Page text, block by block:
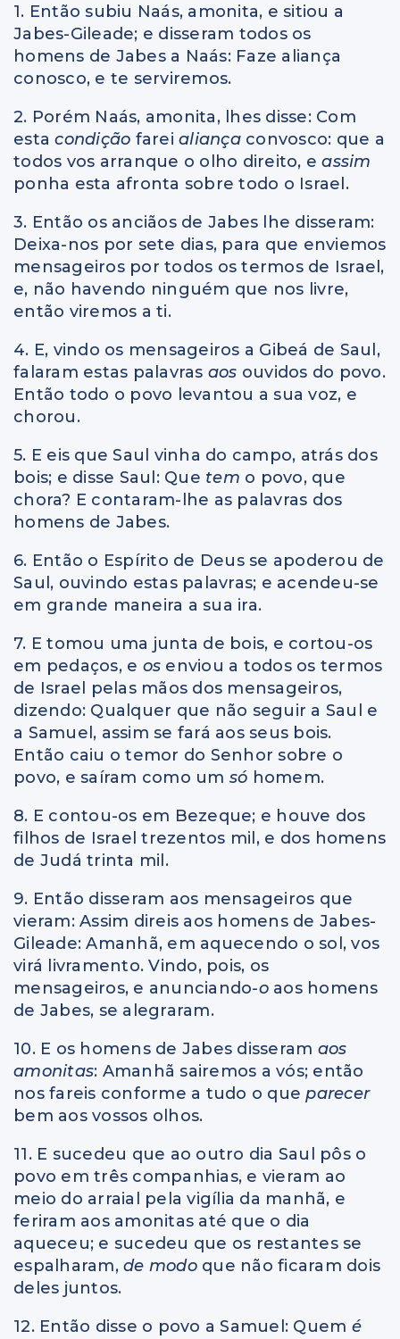
1. Então subiu Naás, amonita, e sitiou a
Jabes-Gileade; e disseram todos os
homens de Jabes a Naás: Faze aliança
conosco, e te serviremos.
2. Porém Naás, amonita, lhes disse: Com
estacondição farei aliança convosco: que a
todos vos arranque o olho direito, eassim
ponha esta afronta sobre todo o Israel.
3. Então os anciãos de Jabes lhe disseram:
Deixa-nos por sete dias, para que enviemos
mensageiros por todos os termos de Israel,
e, não havendo ninguém que nos livre,
então viremos a ti.
4. E, vindo os mensageiros a Gibeá de Saul,
falaram estas palavras aos ouvidos do povo.
Então todo o povo levantou a sua voz, e
chorou.
5. E eis que Saul vinha do campo, atrás dos
bois; e disse Saul: Que tem o povo, que
chora? E contaram-lhe as palavras dos
homens de Jabes.
6. Então o Espírito de Deus se apoderou de
Saul, ouvindo estas palavras; e acendeu-se
em grande maneira a sua ira.
7. E tomou uma junta de bois, e cortou-os
em pedaços, e os enviou a todos os termos
de Israel pelas mãos dos mensageiros,
dizendo: Qualquer que não seguir a Saul e
a Samuel, assim se fará aos seus bois.
Então caiu o temor do Senhor sobre o
povo, e saíram como um só homem.
8. E contou-os em Bezeque; e houve dos
filhos de Israel trezentos mil, e dos homens
de Judá trinta mil.
9. Então disseram aos mensageiros que
vieram: Assim direis aos homens de Jabes-
Gileade: Amanhã, em aquecendo o sol, vos
virá livramento. Vindo, pois, os
mensageiros, e anunciando-o aos homens
de Jabes, se alegraram.
10. E os homens de Jabes disseram aos
amonitas: Amanhã sairemos a vós; então
nos fareis conforme a tudo o queparecer
bem aos vossos olhos.
11. E sucedeu que ao outro dia Saul pôs o
povo em três companhias, e vieram ao
meio do arraial pela vigília da manhã, e
feriram aos amonitas até que o dia
aqueceu; e sucedeu que os restantes se
espalharam, de modo que não ficaram dois
deles juntos.
12. Então disse o povo a Samuel: Quem é